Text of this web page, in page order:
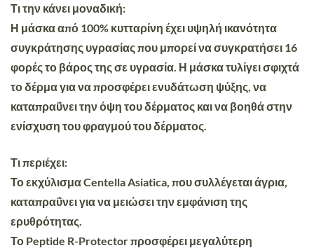
Τι την κάνει μοναδική:
Η μάσκα από 100% κυτταρίνη έχει υψηλή ικανότητα
συγκράτησης υγρασίας που μπορεί να συγκρατήσει 16
φορές το βάρος της σε υγρασία. Η μάσκα τυλίγει σφιχτά
το δέρμα για να προσφέρει ενυδάτωση ψύξης, να
καταπραΰνει την όψη του δέρματος και να βοηθά στην
ενίσχυση του φραγμού του δέρματος.
Τι περιέχει:
Το εκχύλισμα Centella Asiatica, που συλλέγεται άγρια,
καταπραΰνει για να μειώσει την εμφάνιση της
ερυθρότητας.
Το Peptide R-Protector προσφέρει μεγαλύτερη